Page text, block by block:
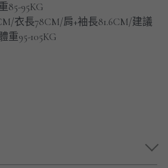
85-95KG
衣長78CM/肩+袖長81.6CM/建議
重95-105KG